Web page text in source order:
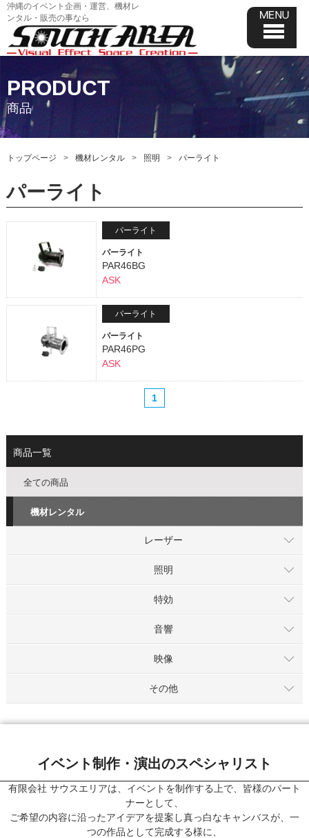
沖縄のイベント企画・運営、機材レ
ンタル・販売の事なら
PRODUCT
商品
トップページ 機材レンタル 照明 パーライト
パーライト
パーライト
パーライト
PAR46BG
ASK
パーライト
パーライト
PAR46PG
ASK
1
商品一覧
全ての商品
機材レンタル
レーザー
照明
特効
音響
映像
その他
イベント制作・演出のスペシャリスト
有限会社 サウスエリアは、イベントを制作する上で、皆様のパート
ナーとして、
ご希望の内容に沿ったアイデアを提案し真っ白なキャンバスが、一
つの作品として完成する様に、